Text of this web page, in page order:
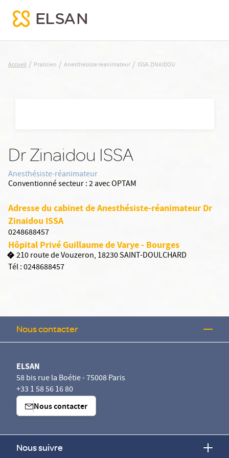
ISSA ZINAIDOU
Accueil / Praticien / Anesthesiste reanimateur / ISSA ZINAIDOU
Dr Zinaidou ISSA
Anesthésiste-réanimateur
Conventionné secteur :2 avec OPTAM
Adresse du cabinet de Anesthésiste-réanimateur Dr
Zinaidou ISSA
0248688457
Hôpital Privé Guillaume de Varye - Bourges
210 route de Vouzeron, 18230 SAINT-DOULCHARD
Tél :0248688457
Nous contacter
ELSAN
58 bis rue la Boétie - 75008 Paris
+33 1 58 56 16 80
Nous contacter
Nous suivre